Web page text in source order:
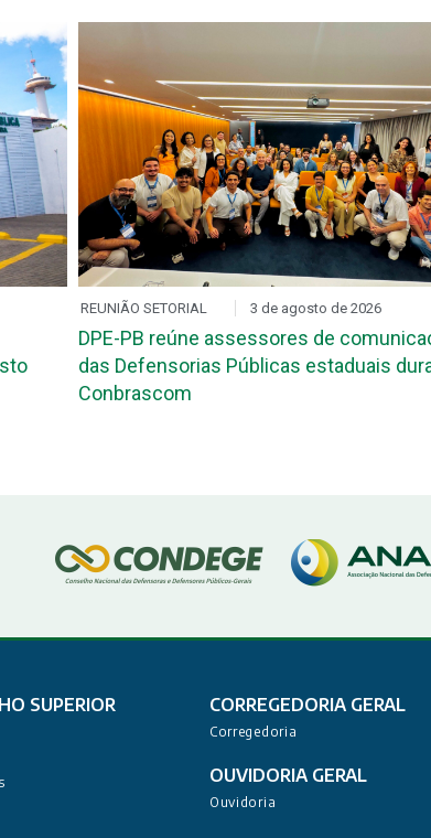
REUNIÃO SETORIAL 3 de agosto de 2026
DPE-PB reúne assessores de
das Defensorias Públicas estaduais
Conbrascom
SUPERIOR CORREGEDORIA GERAL
Corregedoria
OUVIDORIA GERAL
Ouvidoria